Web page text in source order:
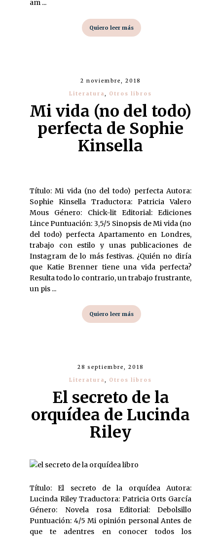
am ...
Quiero leer más
2 noviembre, 2018
Literatura, Otros libros
Mi vida (no del todo)
perfecta de Sophie
Kinsella
Título: Mi vida (no del todo) perfecta Autora:
Sophie Kinsella Traductora: Patricia Valero
Mous Género: Chick-lit Editorial: Ediciones
Lince Puntuación: 3,5/5 Sinopsis de Mi vida (no
del todo) perfecta Apartamento en Londres,
trabajo con estilo y unas publicaciones de
Instagram de lo más festivas. ¿Quién no diría
que Katie Brenner tiene una vida perfecta?
Resulta todo lo contrario, un trabajo frustrante,
un pis ...
Quiero leer más
28 septiembre, 2018
Literatura, Otros libros
El secreto de la
orquídea de Lucinda
Riley
Título: El secreto de la orquídea Autora:
Lucinda Riley Traductora: Patricia Orts García
Género: Novela rosa Editorial: Debolsillo
Puntuación: 4/5 Mi opinión personal Antes de
que te adentres en conocer todos los